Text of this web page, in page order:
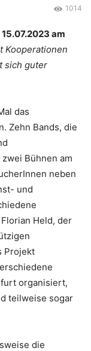
1014
am
Kooperationen
sich guter
das
Zehn Bands, die
Bühnen am
neben
und
Held, der
Projekt
organisiert,
teilweise sogar
die